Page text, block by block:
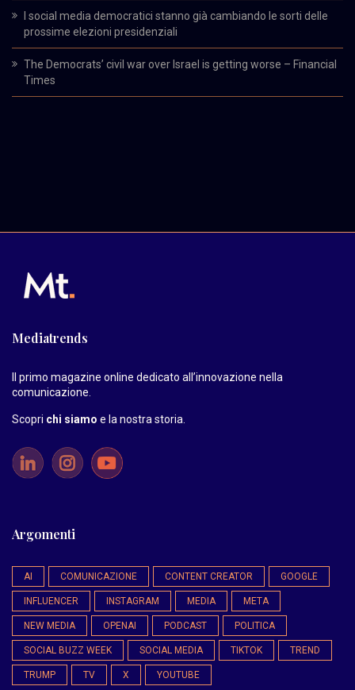
I social media democratici stanno già cambiando le sorti delle
prossime elezioni presidenziali
The Democrats’ civil war over Israel is getting worse – Financial
Times
Mediatrends
Il primo magazine online dedicato all’innovazione nella
comunicazione.
Scopri chi siamo e la nostra storia
Argomenti
AI COMUNICAZIONE CONTENT CREATOR GOOGLE
INFLUENCER INSTAGRAM MEDIA META
NEW MEDIA OPENAI PODCAST POLITICA
SOCIAL BUZZ WEEK SOCIAL MEDIA TIKTOK TREND
TRUMP TV X YOUTUBE